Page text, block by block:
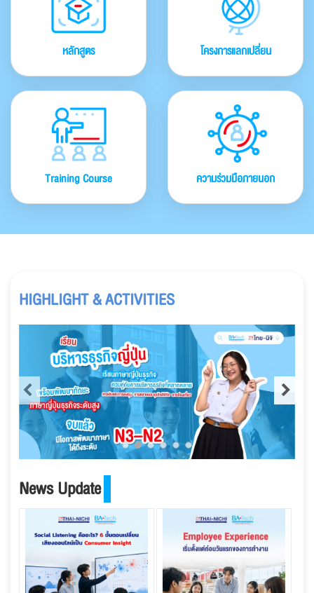
หลักสูตร โครงการแลกเปลี่ยน
Training Course ความร่วมมือภายนอก
HIGHLIGHT & ACTIVITIES
News Update